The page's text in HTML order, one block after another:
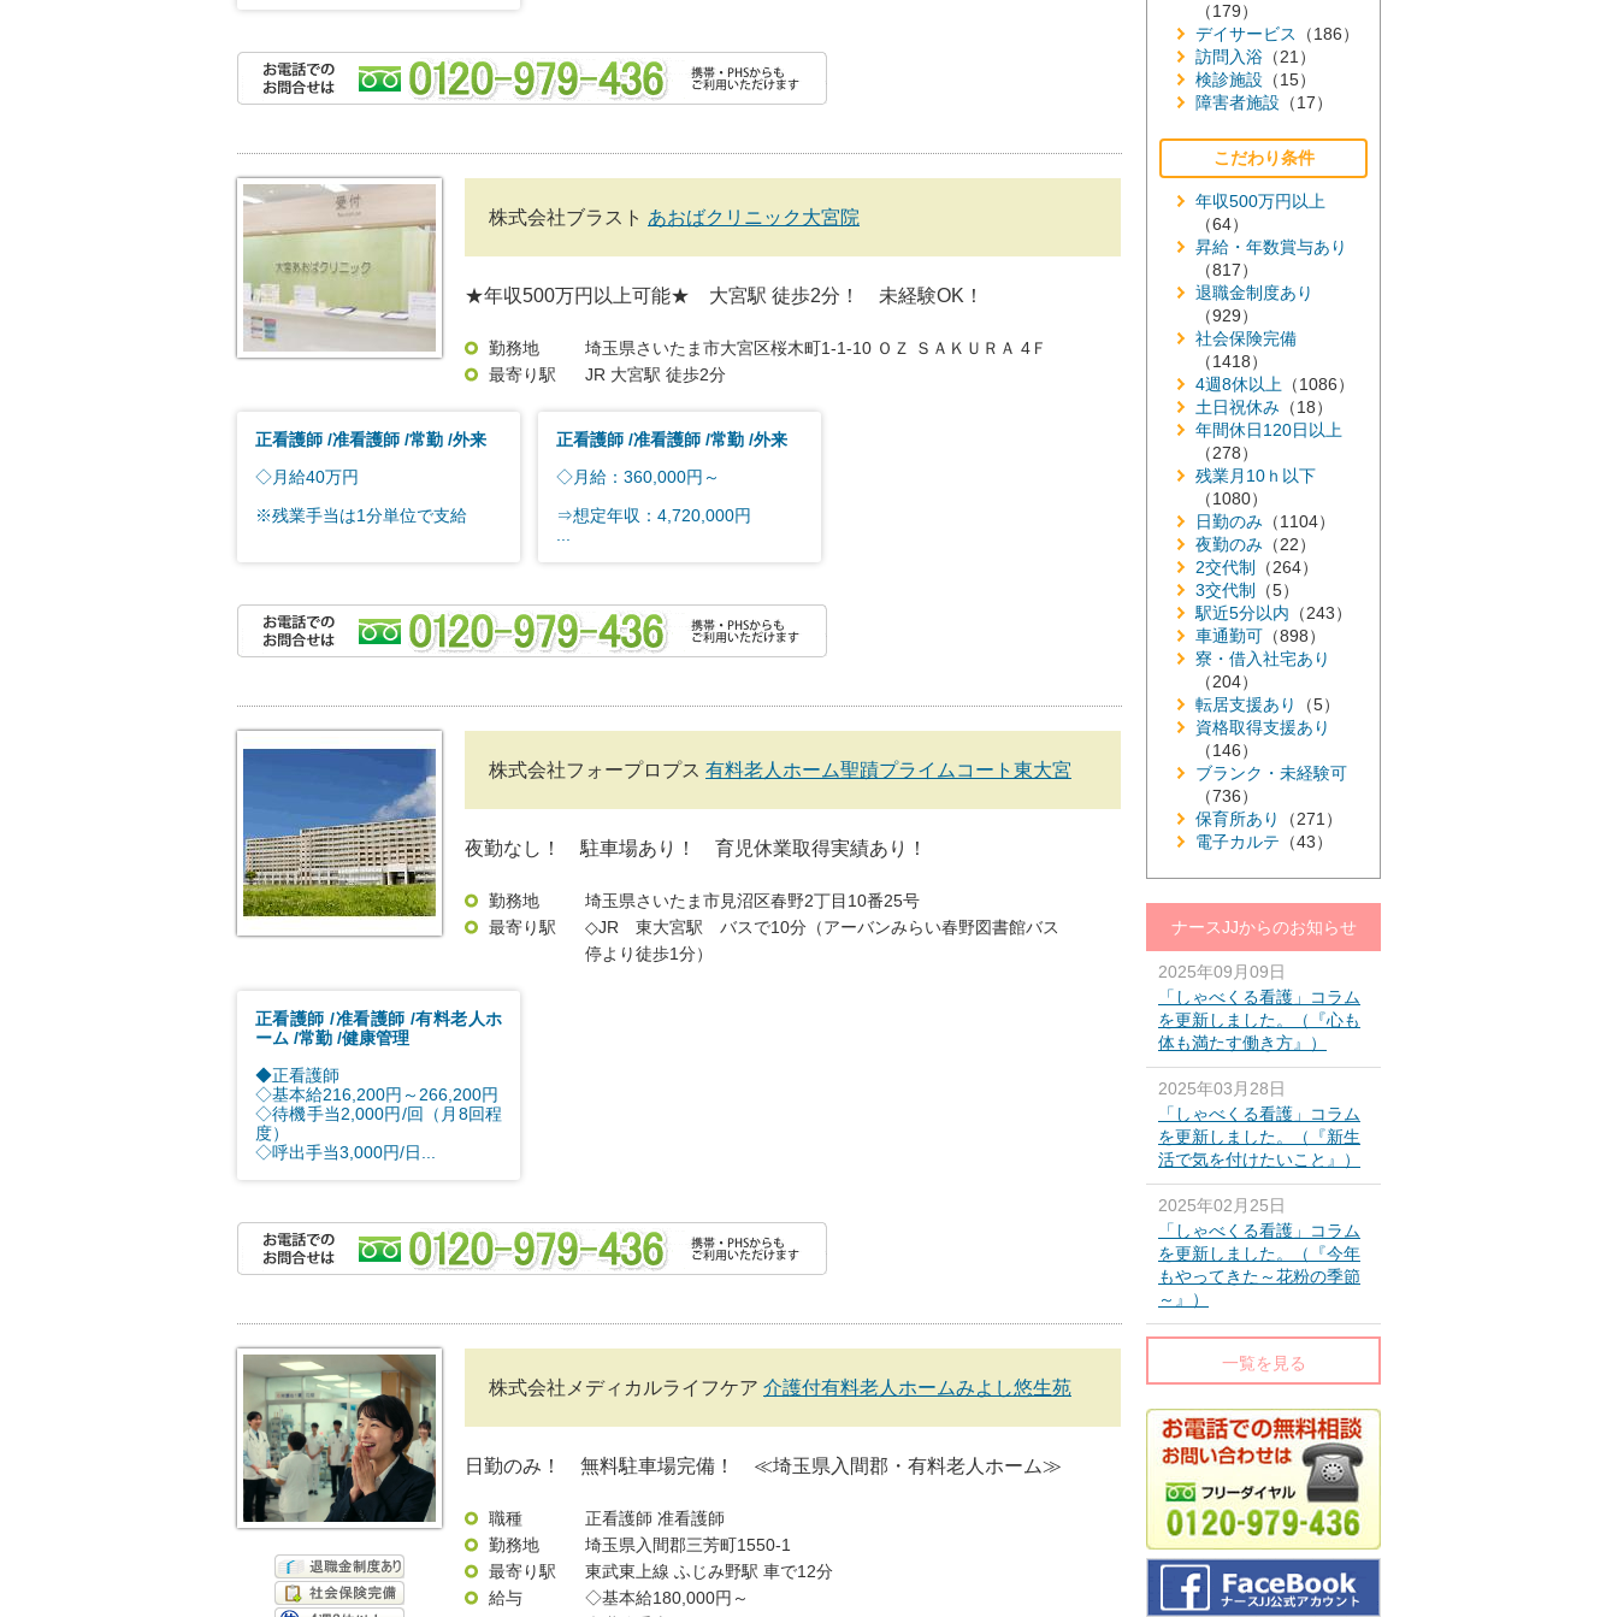
株式会社ブラスト あおばクリニック大宮院
★年収500万円以上可能★ 大宮駅 徒歩2分！ 未経験OK！
勤務地
埼玉県さいたま市大宮区桜木町1-1-10 ＯＺ ＳＡＫＵＲＡ 4Ｆ
最寄り駅
JR 大宮駅 徒歩2分
正看護師 准看護師 常勤 外来
◇月給40万円
※残業手当は1分単位で支給
正看護師 准看護師 常勤 外来
◇月給：360,000円～
⇒想定年収：4,720,000円
株式会社フォープロプス 有料老人ホーム聖蹟プライムコート東大宮
夜勤なし！ 駐車場あり！ 育児休業取得実績あり！
勤務地
埼玉県さいたま市見沼区春野2丁目10番25号
最寄り駅
◇JR 東大宮駅 バスで10分（アーバンみらい春野図書館バス
停より徒歩1分）
正看護師 准看護師 有料老人ホ
ーム 常勤 健康管理
◆正看護師
◇基本給216,200円～266,200円
◇待機手当2,000円/回（月8回程
度）
◇呼出手当3,000円/日...
株式会社メディカルライフケア 介護付有料老人ホームみよし悠生苑
日勤のみ！ 無料駐車場完備！ ≪埼玉県入間郡・有料老人ホーム≫
職種 正看護師 准看護師
勤務地
埼玉県入間郡三芳町1550-1
最寄り駅
東武東上線 ふじみ野駅 車で12分
給与
◇基本給180,000円～
（179）
デイサービス
（186）
訪問入浴 （21）
検診施設 （15）
障害者施設 （17）
こだわり条件
年収500万円以上
（64）
昇給・年数賞与あり
（817）
退職金制度あり
（929）
社会保険完備
（1418）
4週8休以上 （1086）
土日祝休み （18）
年間休日120日以上
（278）
残業月10ｈ以下
（1080）
日勤のみ （1104）
夜勤のみ （22）
2交代制
（264）
3交代制
（5）
駅近5分以内 （243）
車通勤可 （898）
寮・借入社宅あり
（204）
転居支援あり
（5）
資格取得支援あり
（146）
ブランク・未経験可
（736）
保育所あり
（271）
電子カルテ （43）
ナースJJからのお知らせ
2025年09月09日
「しゃべくる看護」コラム
を更新しました。（『心も
体も満たす働き方』）
2025年03月28日
「しゃべくる看護」コラム
を更新しました。（『新生
活で気を付けたいこと』）
2025年02月25日
「しゃべくる看護」コラム
を更新しました。（『今年
もやってきた～花粉の季節
～』）
一覧を見る